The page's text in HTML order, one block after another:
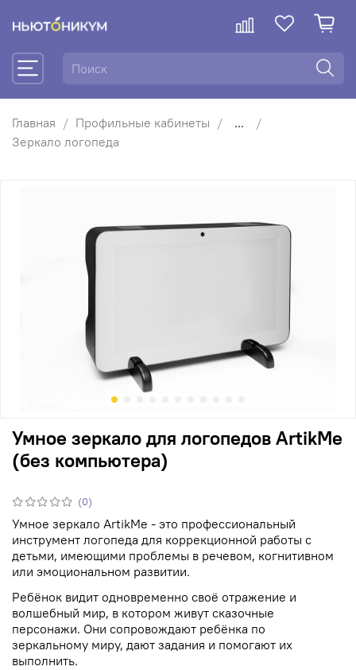
Главная Профильные кабинеты
...
Зеркало логопеда
(0)
Умное зеркало для логопедов ArtikMe
(без компьютера)
Умное зеркало ArtikMe - это профессиональный
инструмент логопеда для коррекционной работы с
детьми, имеющими проблемы в речевом, когнитивном
или эмоциональном развитии.
Ребёнок видит одновременно своё отражение и
волшебный мир, в котором живут сказочные
персонажи. Они сопровождают ребёнка по
зеркальному миру, дают задания и помогают их
выполнить.